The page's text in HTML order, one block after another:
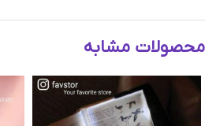
محصولات مشابه